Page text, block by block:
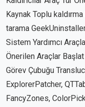
Kaynak Toplu
tarama
Sistem Yardımcı
Önerilen Araçlar
Görev Çubuğu
ExplorerPatcher,
FancyZones,